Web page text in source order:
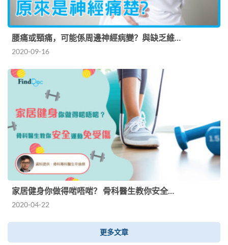
腰痛或頸痛，可能係周邊神經病變？與缺乏維…
2020-09-16
家居健身你做得啱唔啱？ 骨科醫生教你安全…
2020-04-22
更多文章